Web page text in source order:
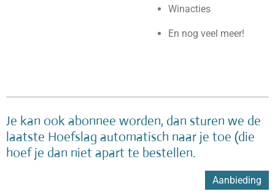
Winacties
En nog veel meer!
Je kan ook abonnee worden, dan sturen we de
laatste Hoefslag automatisch naar je toe (die
hoef je dan niet apart te bestellen.
Aanbieding